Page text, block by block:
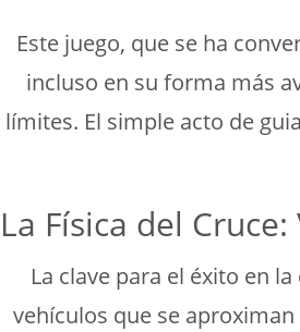
Este juego, que se ha
incluso en su forma más
límites. El simple acto de
La Física del
La clave para el éxito en
vehículos que se